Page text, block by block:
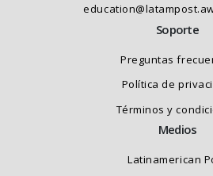
Soporte
Preguntas
Política de
Términos y
Medios
Latinamerican